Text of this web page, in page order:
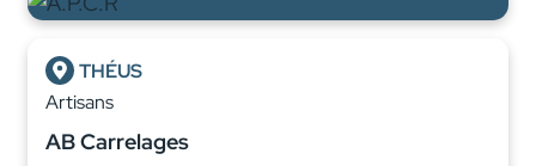
THÉUS
Artisans
AB Carrelages